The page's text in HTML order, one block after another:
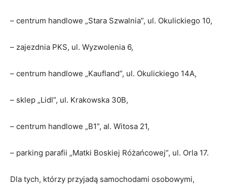
– centrum handlowe „Stara Szwalnia”, ul. Okulickiego 10,
– zajezdnia PKS, ul. Wyzwolenia 6,
– centrum handlowe „Kaufland”, ul. Okulickiego 14A,
– sklep „Lidl”, ul. Krakowska 30B,
– centrum handlowe „B1”, al. Witosa 21,
– parking parafii „Matki Boskiej Różańcowej”, ul. Orla 17.
Dla tych, którzy przyjadą samochodami osobowymi,